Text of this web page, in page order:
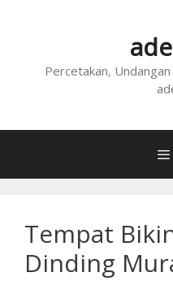
Percetakan,
Tempat
Dinding